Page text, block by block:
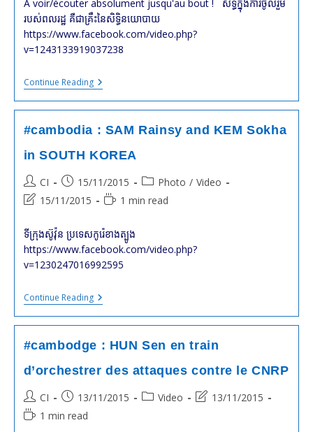
A voir/écouter absolument jusqu'au bout ! សិទ្ធិក្នុងការចូលរួម
របស់ពលរដ្ឋ គឺជាគ្រឹះនៃសិទ្ធិនយោបាយ
https://www.facebook.com/video.php?
v=1243133919037238
Continue Reading#cambodge
:
Journée
Droits
De
L’Homme
–
Rights
Day
Sokha
#cambodia : SAM Rainsy and KEM Sokha
in SOUTH KOREA
Post
author:
CI
Post
published:
15/11/2015
Post
category:
Photo / Video
Post
modified:
15/11/2015
Reading1 min read
ទីក្រុងស៊ូវ៉ុន ប្រទេសកូរ៉េខាងត្បូង
https://www.facebook.com/video.php?
v=1230247016992595
Continue Reading#cambodia
:
SAM
And
KEM
Sokha
In
KOREA
#cambodge : HUN Sen en train
d’orchestrer des attaques contre le CNRP
Post
author:
CI
Post
published:
13/11/2015
PostVideo
Post13/11/2015
Reading1 min read